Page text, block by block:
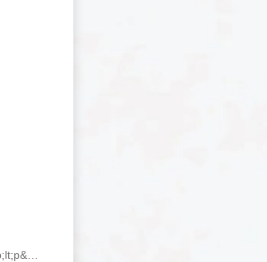
&lt;p&gt;&amp;lt;p&amp;gt;中文名称：&amp;beta;-淀粉样蛋白(1-40)，人 &amp;lt;/p&amp;gt;&amp;lt;p&amp;gt;&amp;lt;br&amp;gt;&amp;lt;/p&amp;gt;&amp;lt;p&amp;gt;英文名称：&